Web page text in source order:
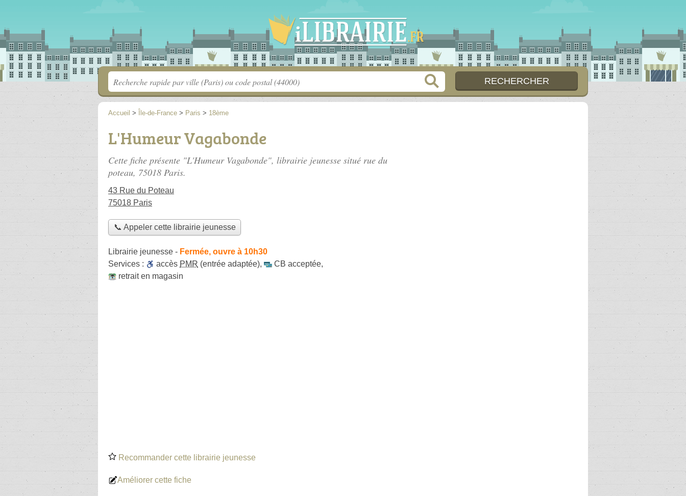
Accueil > Île-de-France > Paris > 18ème
L'Humeur Vagabonde
Cette fiche présente "L'Humeur Vagabonde", librairie jeunesse situé rue du
poteau, 75018 Paris.
43 Rue du Poteau
75018 Paris
📞 Appeler cette librairie jeunesse
Librairie jeunesse - Fermée, ouvre à 10h30
Services :
accès PMR (entrée adaptée), CB acceptée,
retrait en magasin
Recommander cette librairie jeunesse
Améliorer cette fiche